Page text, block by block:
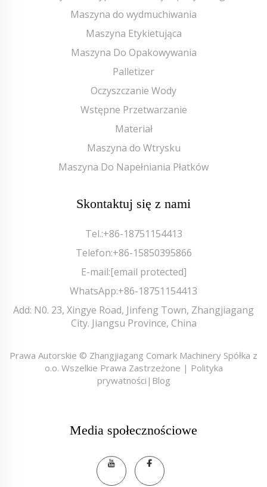
Maszyna do wydmuchiwania
Maszyna Etykietująca
Maszyna Do Opakowywania
Palletizer
Oczyszczanie Wody
Wstępne Przetwarzanie
Materiał
Maszyna do Wtrysku
Maszyna Do Napełniania Płatków
Skontaktuj się z nami
Tel.:+86-18751154413
Telefon:+86-15850395866
E-mail:[email protected]
WhatsApp:+86-18751154413
Add: N0. 23, Xingye Road, Jinfeng Town, Zhangjiagang
City. Jiangsu Province, China
Prawa Autorskie © Zhangjiagang Comark Machinery Spółka z
o.o. Wszelkie Prawa Zastrzeżone | Polityka
prywatności | Blog
Media społecznościowe